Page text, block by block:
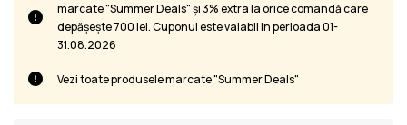
marcate "Summer Deals" și 3% extra la orice comandă care
depășește 700 lei. Cuponul este valabil in perioada 01-
31.08.2026
Vezi toate produsele marcate "Summer Deals"